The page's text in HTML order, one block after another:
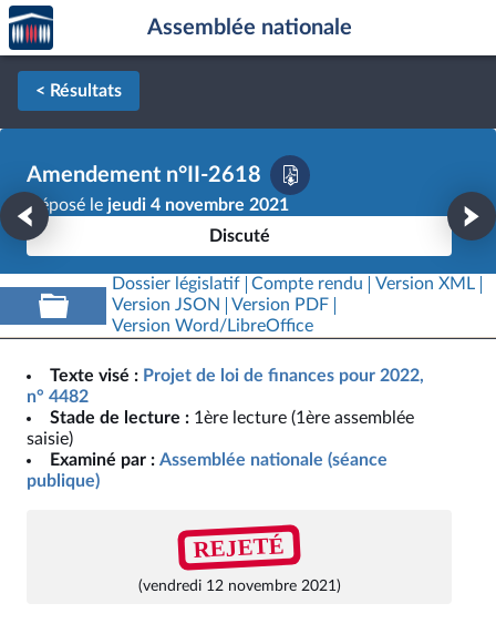
Aller au contenu
Aller en bas de la page
Accèder
à la
page
d'accueil
Assemblée nationale
< Résultats
Amendement n°II-2618
Déposé le jeudi 4 novembre 2021
Discuté
Dossier législatif Compte rendu
Version XML
Version JSON
Version PDF
Version Word/LibreOffice
Texte visé : Projet de loi de finances pour 2022,
n° 4482
Stade de lecture : 1ère lecture (1ère assemblée
saisie)
Examiné par : Assemblée nationale (séance
publique)
REJETÉ
(vendredi 12 novembre 2021)